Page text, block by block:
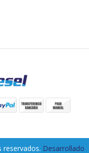
reservados. Desarrollado